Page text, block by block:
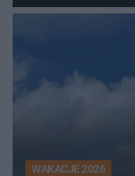
WAKACJE 2026